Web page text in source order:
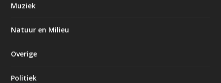
Muziek
Natuur en Milieu
Overige
Politiek